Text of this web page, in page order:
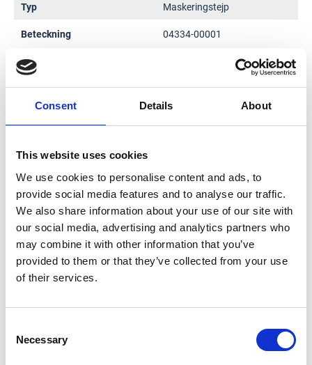
Consent Details About
This website uses cookies
We use cookies to personalise content and ads, to
provide social media features and to analyse our traffic.
We also share information about your use of our site with
our social media, advertising and analytics partners who
may combine it with other information that you’ve
provided to them or that they’ve collected from your use
of their services.
Selection
Necessary
Typ Maskeringstejp
Beteckning 04334-00001
Färg
Nyans Gul